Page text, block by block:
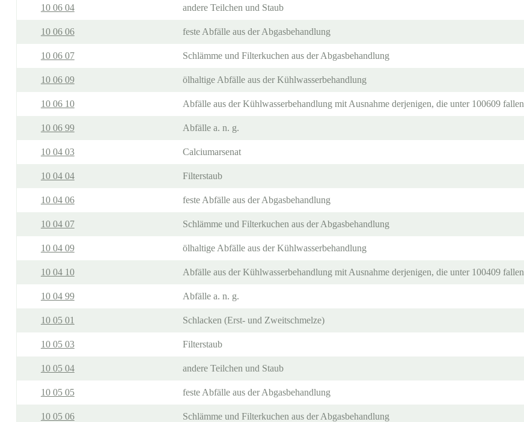
10 06 04 andere Teilchen und Staub
10 06 06 feste Abfälle aus der Abgasbehandlung
10 06 07 Schlämme und Filterkuchen aus der Abgasbehandlung
10 06 09 ölhaltige Abfälle aus der Kühlwasserbehandlung
10 06 10 Abfälle aus der Kühlwasserbehandlung mit Ausnahme derjenigen, die unter 100609 fallen
10 06 99 Abfälle a. n. g.
10 04 03 Calciumarsenat
10 04 04 Filterstaub
10 04 06 feste Abfälle aus der Abgasbehandlung
10 04 07 Schlämme und Filterkuchen aus der Abgasbehandlung
10 04 09 ölhaltige Abfälle aus der Kühlwasserbehandlung
10 04 10 Abfälle aus der Kühlwasserbehandlung mit Ausnahme derjenigen, die unter 100409 fallen
10 04 99 Abfälle a. n. g.
10 05 01 Schlacken (Erst- und Zweitschmelze)
10 05 03 Filterstaub
10 05 04 andere Teilchen und Staub
10 05 05 feste Abfälle aus der Abgasbehandlung
10 05 06 Schlämme und Filterkuchen aus der Abgasbehandlung